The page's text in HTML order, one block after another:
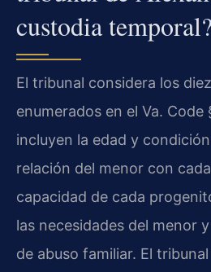
custodia
El tribunal considera los
enumerados en el Va. Code
incluyen la edad y
relación del menor con
capacidad de cada
las necesidades del menor
de abuso familiar. El